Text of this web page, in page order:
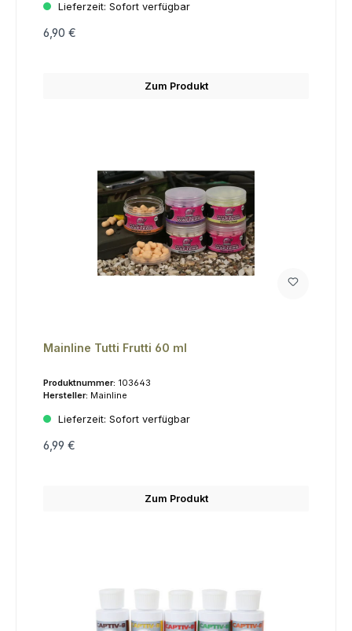
Lieferzeit: Sofort verfügbar
6,90 €
Zum Produkt
Mainline Tutti Frutti 60 ml
Produktnummer: 103643
Hersteller: Mainline
Lieferzeit: Sofort verfügbar
6,99 €
Zum Produkt